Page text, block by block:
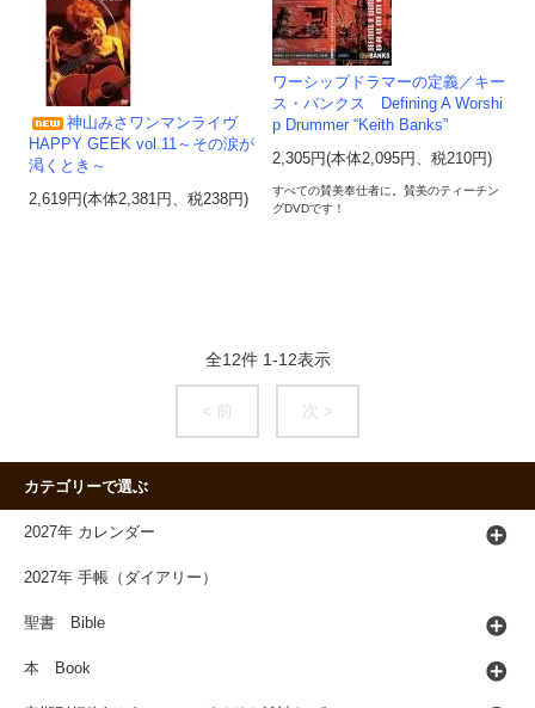
神山みさワンマンライヴ
HAPPY GEEK vol.11～その涙が
渇くとき～
2,619円(本体2,381円、税238円)
ワーシップドラマーの定義／キー
ス・バンクス Defining A Worshi
p Drummer “Keith Banks”
2,305円(本体2,095円、税210円)
すべての賛美奉仕者に。賛美のティーチン
グDVDです！
全12件 1-12表示
< 前 次 >
カテゴリーで選ぶ
2027年 カレンダー
2027年 手帳（ダイアリー）
聖書 Bible
本 Book